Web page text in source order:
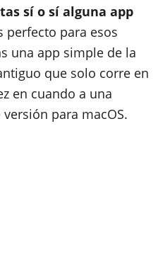
sí o sí alguna app
perfecto para esos
una app simple de la
que solo corre en
en cuando a una
para macOS.